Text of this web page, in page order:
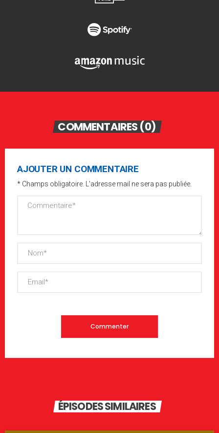
COMMENTAIRES (0)
AJOUTER UN COMMENTAIRE
* Champs obligatoire. L'adresse mail ne sera pas publiée.
ÉPISODES SIMILAIRES